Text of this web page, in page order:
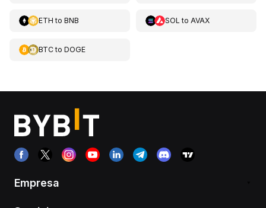
ETH to BNB SOL to AVAX
BTCto DOGE
Empresa